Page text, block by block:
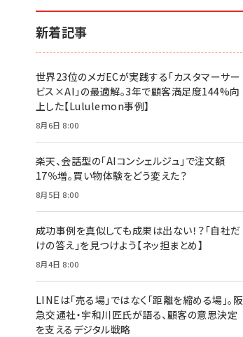
新着記事
世界23位のメガECが実践する「カスタマーサー
ビス×AI」の最適解。3年で顧客満足度144%向
上した【Lululemon事例】
8月6日 8:00
楽天、会話型の「AIコンシェルジュ」で注文額
17％増。買い物体験をどう変えた？
8月5日 8:00
成功事例を真似しても成果は出ない！？「自社だ
けの答え」を見つけよう【ネッ担まとめ】
8月4日 8:00
LINEは「売る場」ではなく「距離を縮める場」。阪
急交通社・宇和川匠氏が語る、顧客の意思決定
を支えるデジタル戦略